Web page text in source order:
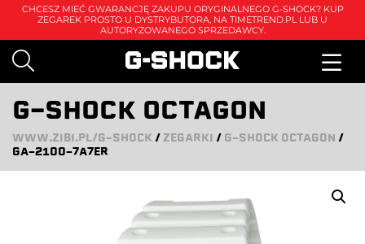
CHCESZ MIEĆ GWARANCJĘ ZAKUPU ORYGINALNEGO G-SHOCK? KUP
ZEGAREK PROSTO U DYSTRYBUTORA, NA TIMETREND.PL LUB U
AUTORYZOWANEGO SPRZEDAWCY.
G-SHOCK OCTAGON
WWW.ZIBI.PL/G-SHOCK / ZEGARKI / G-SHOCK OCTAGON /
GA-2100-7A7ER